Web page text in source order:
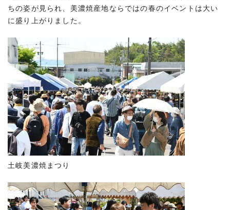
ちの姿が見られ、美濃焼産地ならではの春のイベントは大い
に盛り上がりました。
土岐美濃焼まつり